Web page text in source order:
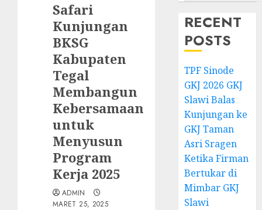
Safari
Kunjungan
BKSG
Kabupaten
Tegal
Membangun
Kebersamaan
untuk
Menyusun
Program
Kerja 2025
ADMIN
MARET 25, 2025
RECENT
POSTS
TPF Sinode
GKJ 2026 GKJ
Slawi Balas
Kunjungan ke
GKJ Taman
Asri Sragen
Ketika Firman
Bertukar di
Mimbar GKJ
Slawi